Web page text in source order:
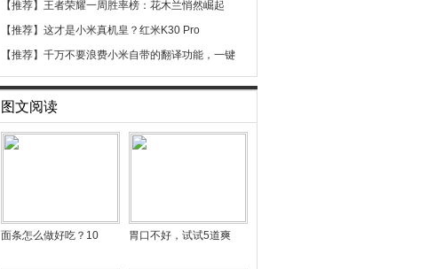
【推荐】 王者荣耀一周胜率榜：花木兰悄然崛起
【推荐】 这才是小米真机皇？红米K30 Pro
【推荐】 千万不要浪费小米自带的翻译功能，一键
图文阅读
面条怎么做好吃？10 胃口不好，试试5道爽